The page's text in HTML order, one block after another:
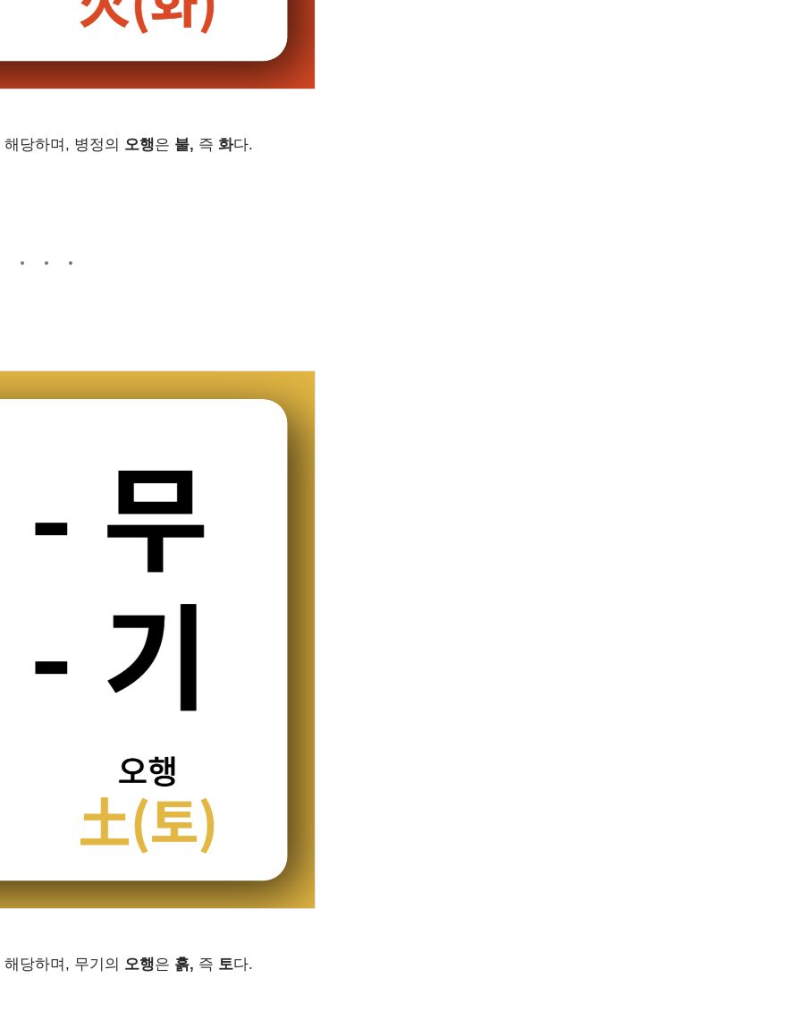
해당하며, 병정의 오행은 불, 즉 화다.
해당하며, 무기의 오행은 흙, 즉 토다.